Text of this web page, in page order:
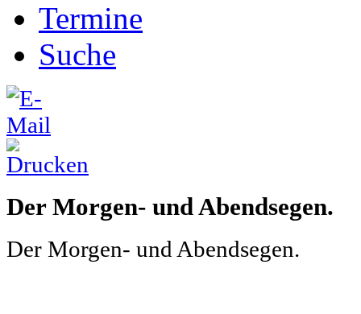
Termine
Suche
Der Morgen- und Abendsegen.
Der Morgen- und Abendsegen.